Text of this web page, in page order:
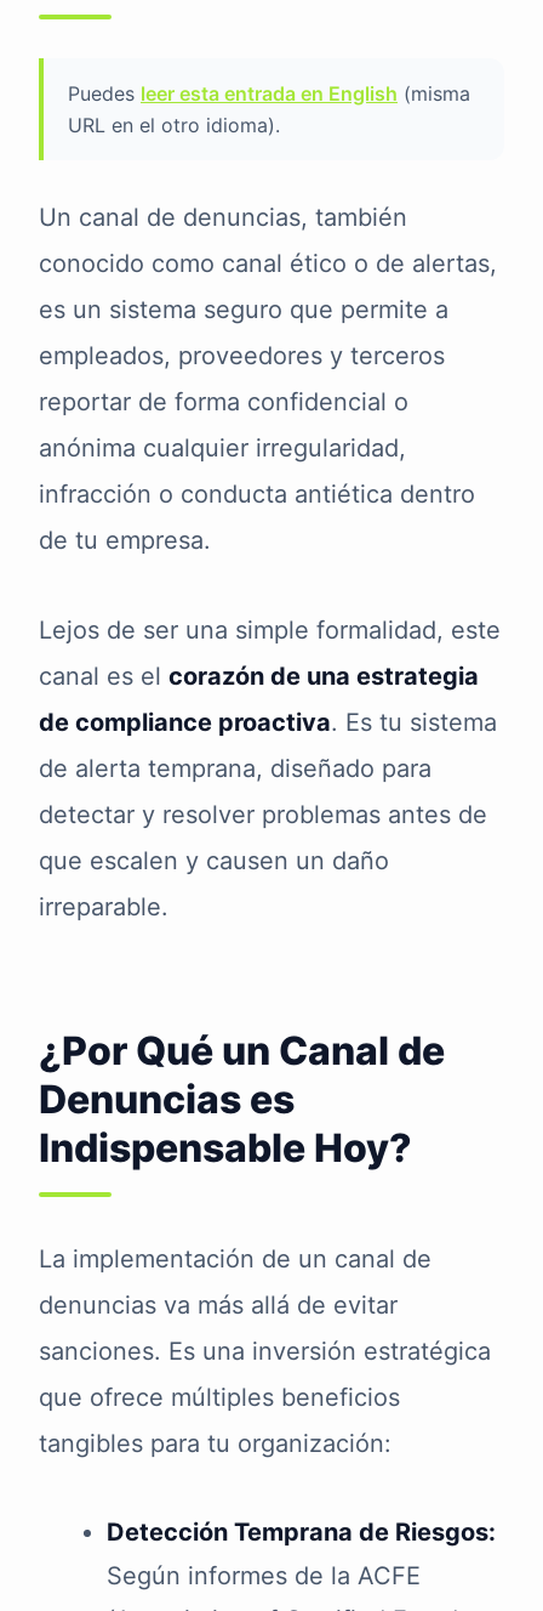
Puedes leer esta entrada en English (misma
URL en el otro idioma).
Un canal de denuncias, también
conocido como canal ético o de alertas,
es un sistema seguro que permite a
empleados, proveedores y terceros
reportar de forma confidencial o
anónima cualquier irregularidad,
infracción o conducta antiética dentro
de tu empresa.
Lejos de ser una simple formalidad, este
canal es el corazón de una estrategia
de compliance proactiva. Es tu sistema
de alerta temprana, diseñado para
detectar y resolver problemas antes de
que escalen y causen un daño
irreparable.
¿Por Qué un Canal de
Denuncias es
Indispensable Hoy?
La implementación de un canal de
denuncias va más allá de evitar
sanciones. Es una inversión estratégica
que ofrece múltiples beneficios
tangibles para tu organización:
Detección Temprana de Riesgos:
Según informes de la ACFE